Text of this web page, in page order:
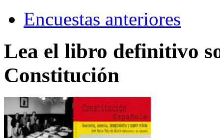
Encuestas anteriores
Lea el libro definitivo
Constitución